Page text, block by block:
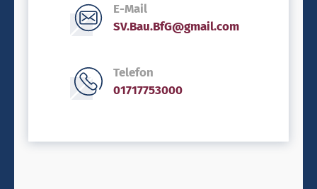
E-Mail
SV.Bau.BfG@gmail.com
Telefon
01717753000